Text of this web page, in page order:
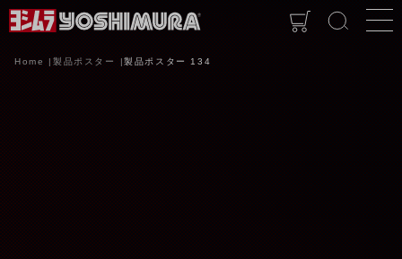
Home 製品ポスター 製品ポスター 134